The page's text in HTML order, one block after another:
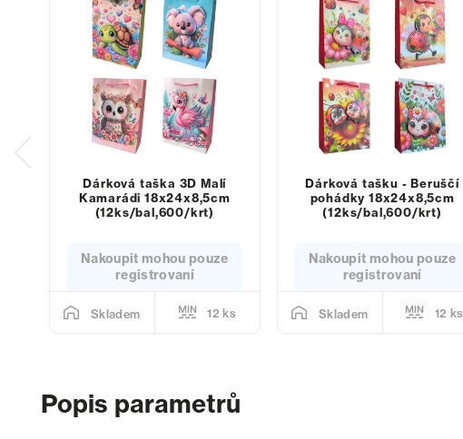
Dárková taška 3D Malí
Kamarádi 18x24x8,5cm
(12ks/bal,600/krt)
Nakoupit mohou pouze
registrovaní
Skladem 12 ks
Dárková tašku - Beruščí
pohádky 18x24x8,5cm
(12ks/bal,600/krt)
Nakoupit mohou pouze
registrovaní
Skladem 12 ks
Popis parametrů